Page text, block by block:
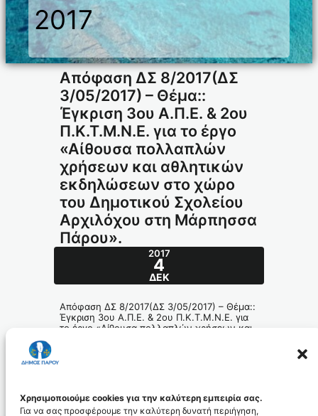
Χρησιμοποιούμε cookies για την καλύτερη εμπειρία σας.
Για να σας προσφέρουμε την καλύτερη δυνατή περιήγηση,
2017
Απόφαση ΔΣ 8/2017(ΔΣ
3/05/2017) – Θέμα::
Έγκριση 3ου Α.Π.Ε. & 2ου
Π.Κ.Τ.Μ.Ν.Ε. για το έργο
«Αίθουσα πολλαπλών
χρήσεων και αθλητικών
εκδηλώσεων στο χώρο
του Δημοτικού Σχολείου
Αρχιλόχου στη Μάρπησσα
Πάρου».
2017
4
ΔΕΚ
Απόφαση ΔΣ 8/2017(ΔΣ 3/05/2017) – Θέμα::
Έγκριση 3ου Α.Π.Ε. & 2ου Π.Κ.Τ.Μ.Ν.Ε. για
το έργο «Αίθουσα πολλαπλών χρήσεων και
136-2017_id5019